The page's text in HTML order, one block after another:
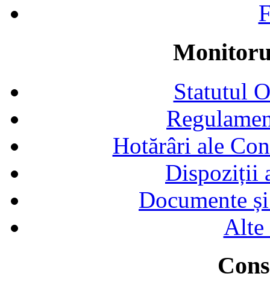
Statutul
Hotărâri ale
Dispoziții
Documente
Alte